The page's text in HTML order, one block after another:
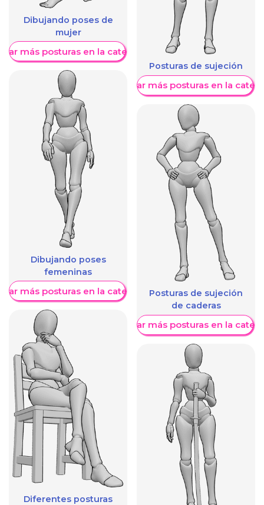
Dibujando poses de
mujer
más posturas en la categoría
Dibujando poses
femeninas
más posturas en la categoría
Diferentes posturas
Posturas de sujeción
Mostrar más posturas en la
Posturas de sujeción
de caderas
Mostrar más posturas en la